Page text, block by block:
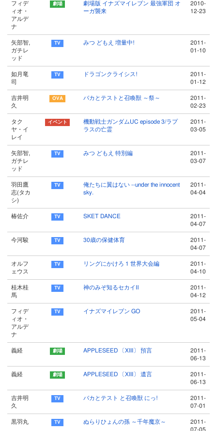
フィデ
ィオ・
アルデ
ナ
劇場版 イナズマイレブン 最強軍団 オ
ーガ襲来
2010-
12-23
矢部智,
ガチレ
ッド
みつ どもえ 増量中!
2011-
01-10
如月竜
司
ドラゴンクライシス!
2011-
01-12
吉井明
久
バカとテストと召喚獣 ～祭～
2011-
02-23
タク
ヤ・イ
レイ
機動戦士ガンダムUC episode 3/ラプ
ラスの亡霊
2011-
03-05
矢部智,
ガチレ
ッド
みつ どもえ 特別編
2011-
03-07
羽田鷹
志(タカ
シ)
俺たちに翼はない --under the innocent
sky.
2011-
04-04
椿佐介 SKET DANCE
2011-
04-07
今河駿 30歳の保健体育
2011-
04-07
オルフ
ェウス
リングにかけろ 1 世界大会編
2011-
04-10
桂木桂
馬
神のみぞ知るセカイⅡ
2011-
04-12
フィデ
ィオ・
アルデ
ナ
イナズマイレブン GO
2011-
05-04
義経 APPLESEED 〔XIII〕 預言
2011-
06-13
義経 APPLESEED 〔XIII〕 遺言
2011-
06-13
吉井明
久
バカとテスト と召喚獣 にっ!
2011-
07-01
黒羽丸 ぬらりひょんの孫 ～千年魔京～
2011-
07-05